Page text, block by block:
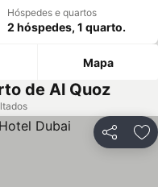
Hóspedes e quartos
2 hóspedes, 1 quarto.
Mapa
de Al Quoz
Partilhar